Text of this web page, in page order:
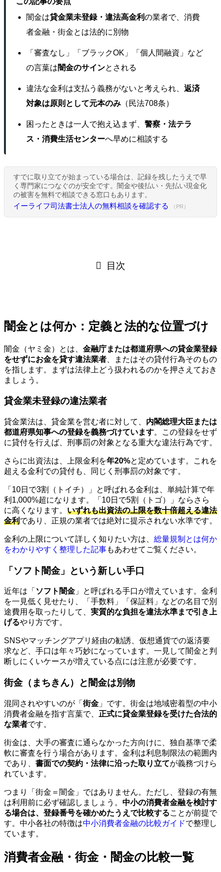
闇金は貸金業未登録・違法高金利の業者で、消費
者金融・街金とは法的に別物
「審査なし」「ブラックOK」「個人間融資」など
の言葉は闇金のサインとされる
違法な金利は支払う義務がないと考えられ、 返済
対象は原則として元本のみ（民法708条）
困ったときは一人で抱え込まず、 警察・法テラ
ス・消費生活センターへ早めに相談する
すでに取り立てが始まっている場合は、記録を残したうえで早
く専門家につなぐのが安全です。闇金や後払い・先払い現金化
の被害を無料で相談できる窓口もあります。
イーライフ司法書士法人の無料相談を確認する （PR）
目次
闇金とは何か：定義と法的な位置づけ
闇金（ヤミ金）とは、 金融庁または都道府県への貸金業登録
をせずにお金を貸す違法業者 、またはその貸付行為そのもの
を指します。まずは法律上どう扱われるのかを押さえておき
ましょう。
貸金業未登録の違法業者
貸金業法は、貸金業を営む者に対して、 内閣総理大臣または
都道府県知事への登録を義務づけています。この登録をせず
に貸付を行えば、刑事罰の対象となる重大な違法行為です。
さらに出資法は、上限金利を年20%と定めています。これを
超える金利での貸付も、同じく刑事罰の対象です。
「10日で3割（トイチ）」と呼ばれる金利は、単純計算で年
利1,000%超になります。「10日で5割（トゴ）」ならさら
に高くなります。 いずれも出資法の上限を数十倍超える違法
金利であり、正規の業者では絶対に提示されない水準です。
金利の上限について詳しく知りたい方は、 総量規制とは何か
をわかりやすく整理した記事もあわせてご覧ください。
「ソフト闇金」という新しい手口
近年は「 ソフト闇金 」と呼ばれる手口が増えています。金利
を一見低く見せたり、「手数料」「保証料」などの名目で別
途費用を取ったりして、 実質的な負担を違法水準まで引き上
げるやり方です。
SNSやマッチングアプリ経由の勧誘、仮想通貨での返済要
求など、手口は年々巧妙になっています。一見して闇金と判
断しにくいケースが増えている点には注意が必要です。
街金（まちきん）と闇金は別物
混同されやすいのが「 街金 」です。街金は地域密着型の中小
消費者金融を指す言葉で、 正式に貸金業登録を受けた合法的
な業者です。
街金は、大手の審査に通らなかった方向けに、独自基準で柔
軟に審査を行う場合があります。金利は利息制限法の範囲内
であり、 書面での契約・法律に沿った取り立てが義務づけら
れています。
つまり「街金＝闇金」ではありません。ただし、登録の有無
は利用前に必ず確認しましょう。 中小の消費者金融を検討す
る場合は、登録番号を確かめたうえで比較することが前提で
す。中小各社の特徴は中小消費者金融の比較ガイドで整理し
ています。
消費者金融・街金・闇金の比較一覧